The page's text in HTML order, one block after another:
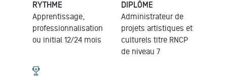
RYTHME
Apprentissage,
professionnalisation
ou initial 12/24 mois
DIPLÔME
Administrateur de
projets artistiques et
culturels titre RNCP
de niveau 7